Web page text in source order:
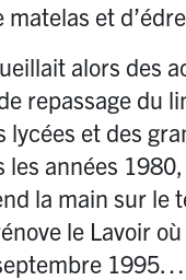
et
alors des
repassage du
lycées et des
les années
la main sur le
le Lavoir